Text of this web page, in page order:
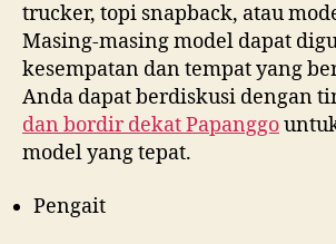
trucker, topi snapback, atau
Masing-masing model dapat
kesempatan dan tempat yang
Anda dapat berdiskusi dengan
dan bordir dekatPapanggo
model yang tepat.
Pengait